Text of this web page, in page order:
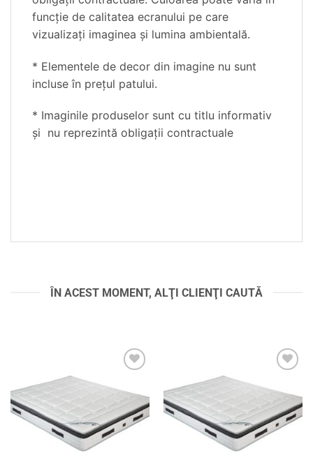
funcţie de calitatea ecranului pe care
vizualizaţi imaginea şi lumina ambientală.
* Elementele de decor din imagine nu sunt
incluse în preţul patului.
* Imaginile produselor sunt cu titlu informativ
și nu reprezintă obligații contractuale
ÎN ACEST MOMENT, ALŢI CLIENŢI CAUTĂ
în
în